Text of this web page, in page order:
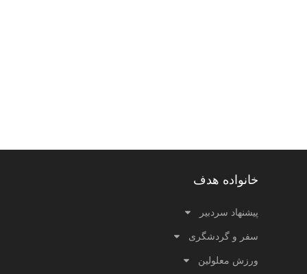
خانواده هدف
پیشنهاد سردبیر
سفر و گردشگری
ورزش معلولین